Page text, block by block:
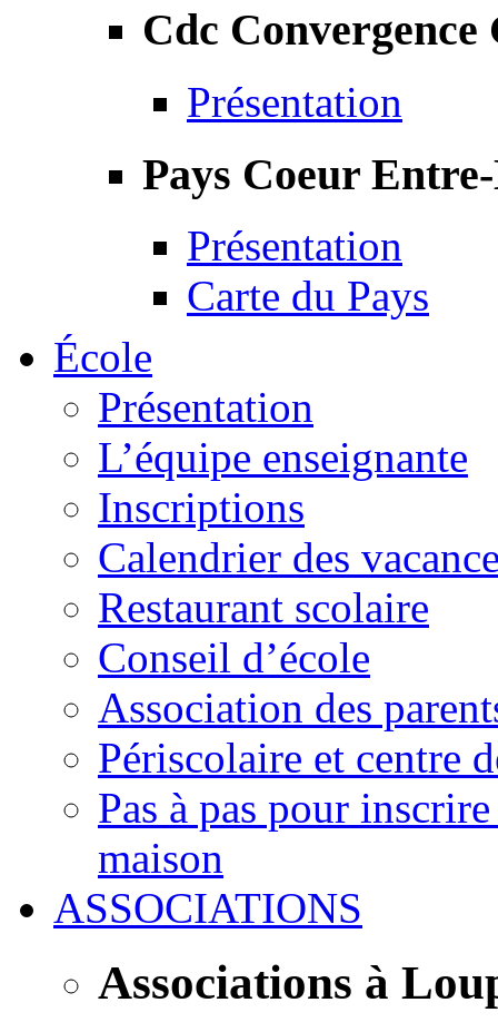
Cdc Convergence
Présentation
Pays Coeur
Présentation
Carte du Pays
École
Présentation
L’équipe enseignante
Inscriptions
Calendrier des
Restaurant scolaire
Conseil d’école
Association des
Périscolaire et centre
Pas à pas pour
maison
ASSOCIATIONS
Associations à